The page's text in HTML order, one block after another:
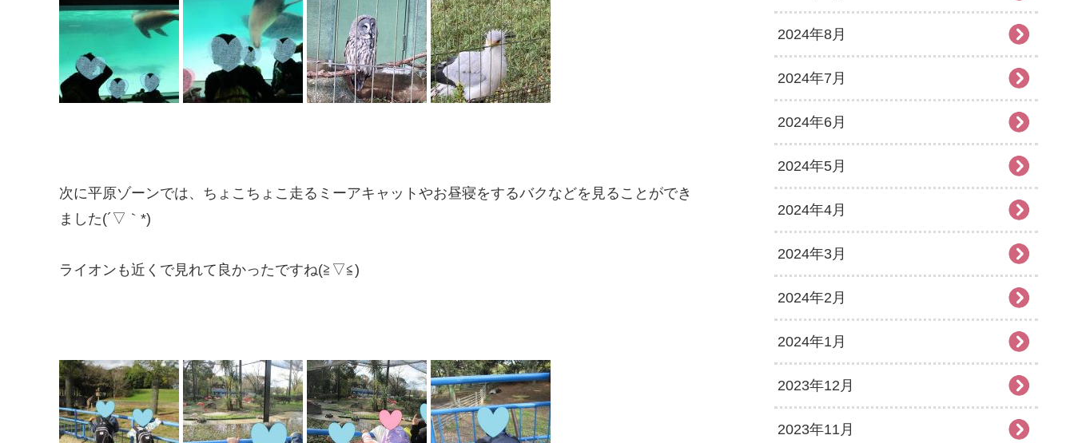
次に平原ゾーンでは、ちょこちょこ走るミーアキャットやお昼寝をするバクなどを見ることができ
ました(´▽｀*)
ライオンも近くで見れて良かったですね(≧▽≦)
2024年8月
2024年7月
2024年6月
2024年5月
2024年4月
2024年3月
2024年2月
2024年1月
2023年12月
2023年11月